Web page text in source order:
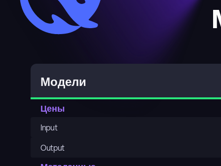
Модели
Цены
Input
Output